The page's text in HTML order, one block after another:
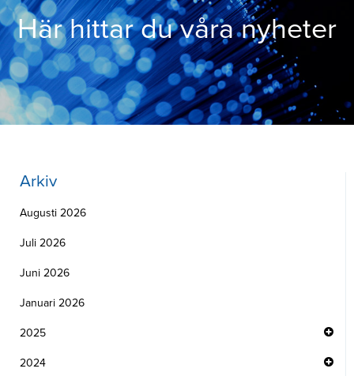
Här hittar du våra nyheter
Arkiv
Augusti 2026
Juli 2026
Juni 2026
Januari 2026
2025
2024